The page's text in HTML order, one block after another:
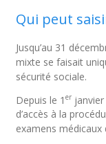
Qui peut
Jusqu’au 31
mixte se faisait
sécurité sociale.
Depuis le 1er
d’accès à la
examens médicaux